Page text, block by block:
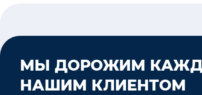
МЫ ДОРОЖИМ
НАШИМ КЛИЕНТОМ